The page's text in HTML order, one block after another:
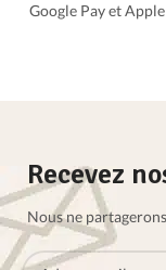
Google Pay et
Recevez
Nous ne